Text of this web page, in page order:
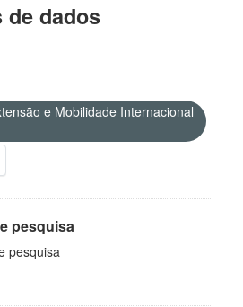
de dados
e Mobilidade Internacional
pesquisa
pesquisa